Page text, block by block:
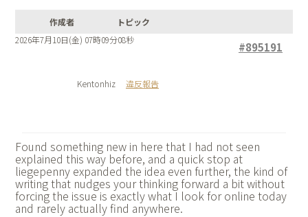
作成者
トピック
2026年7月10日(金) 07時09分08秒
#895191
Kentonhiz 違反報告
Found something new in here that I had not seen
explained this way before, and a quick stop at
liegepenny expanded the idea even further, the kind of
writing that nudges your thinking forward a bit without
forcing the issue is exactly what I look for online today
and rarely actually find anywhere.